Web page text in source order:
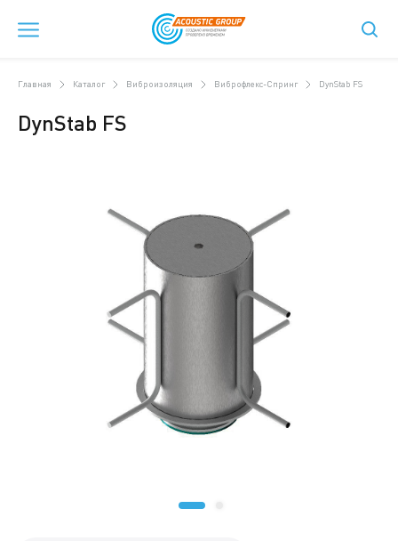
Главная Каталог Виброизоляция Виброфлекс-Спринг DynStab FS
DynStab FS